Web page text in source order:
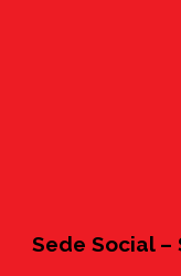
Sede Social –